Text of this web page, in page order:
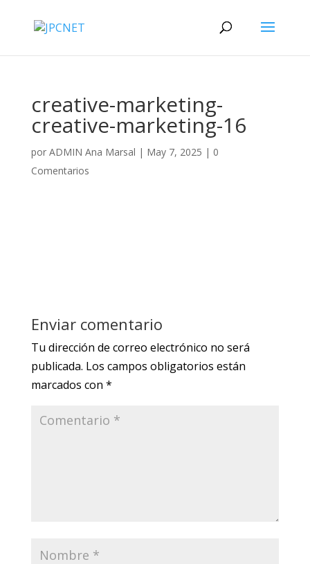
creative-marketing-
creative-marketing-16
por ADMIN Ana Marsal | May 7, 2025 | 0
Comentarios
Enviar comentario
Tu dirección de correo electrónico no será
publicada. Los campos obligatorios están
marcados con *